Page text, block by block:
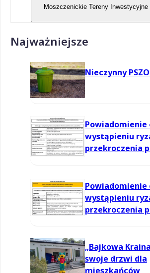
Moszczenickie Tereny Inwestycyjne
Najważniejsze
Nieczynny
Powiadomienie
wystąpieniu
przekroczenia
Powiadomienie
wystąpieniu
przekroczenia
„Bajkowa
swoje drzwi dla
mieszkańców